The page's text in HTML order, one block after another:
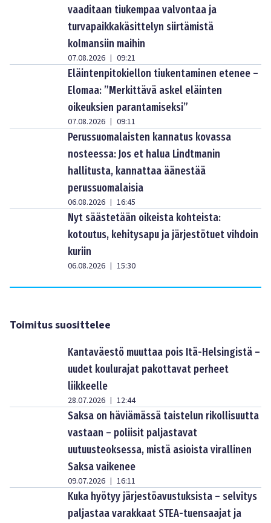
vaaditaan tiukempaa valvontaa ja
turvapaikkakäsittelyn siirtämistä
kolmansiin maihin
07.08.2026 | 09:21
Eläintenpitokiellon tiukentaminen etenee –
Elomaa: ”Merkittävä askel eläinten
oikeuksien parantamiseksi”
07.08.2026 | 09:11
Perussuomalaisten kannatus kovassa
nosteessa: Jos et halua Lindtmanin
hallitusta, kannattaa äänestää
perussuomalaisia
06.08.2026 | 16:45
Nyt säästetään oikeista kohteista:
kotoutus, kehitysapu ja järjestötuet vihdoin
kuriin
06.08.2026 | 15:30
Toimitus suosittelee
Kantaväestö muuttaa pois Itä-Helsingistä –
uudet koulurajat pakottavat perheet
liikkeelle
28.07.2026 | 12:44
Saksa on häviämässä taistelun rikollisuutta
vastaan – poliisit paljastavat
uutuusteoksessa, mistä asioista virallinen
Saksa vaikenee
09.07.2026 | 16:11
Kuka hyötyy järjestöavustuksista – selvitys
paljastaa varakkaat STEA-tuensaajat ja